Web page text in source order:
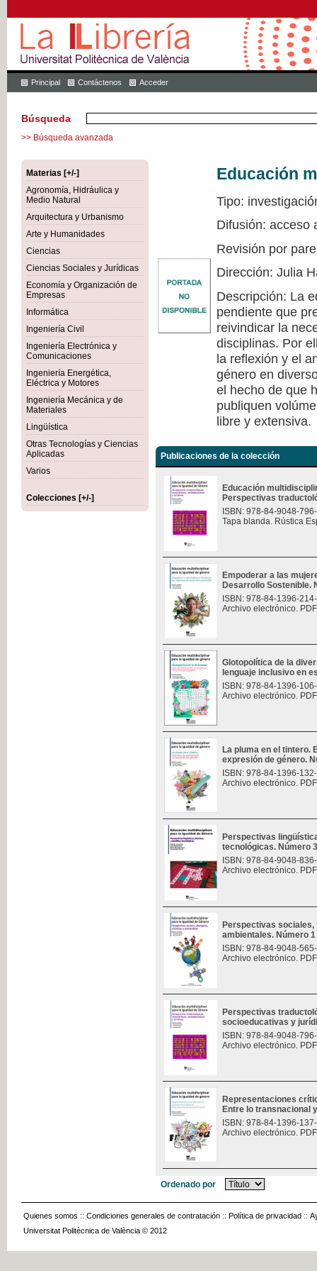
Principal Contáctenos Acceder
Búsqueda
>> Búsqueda avanzada
Materias [+/-]
Agronomía, Hidráulica y
Medio Natural
Arquitectura y Urbanismo
Arte y Humanidades
Ciencias
Ciencias Sociales y Jurídicas
Economía y Organización de
Empresas
Informática
Ingeniería Civil
Ingeniería Electrónica y
Comunicaciones
Ingeniería Energética,
Eléctrica y Motores
Ingeniería Mecánica y de
Materiales
Lingüística
Otras Tecnologías y Ciencias
Aplicadas
Varios
Colecciones [+/-]
Educación
Tipo:
Difusión: acceso
Revisión por
Dirección: Julia
Descripción: La
pendiente que
reivindicar la
disciplinas. Por
la reflexión y el
género en
el hecho de que
publiquen
libre y extensiva.
Publicaciones de la colección
Educación
Perspectivas
ISBN: 978-84-9048-
Tapa blanda. Rústica
Empoderar a las
Desarrollo Sostenible.
ISBN: 978-84-1396-
Archivo electrónico.
Glotopolítica de la
lenguaje inclusivo en
ISBN: 978-84-1396-
Archivo electrónico.
La pluma en el tintero.
expresión de género.
ISBN: 978-84-1396-
Archivo electrónico.
Perspectivas
tecnológicas. Número 3
ISBN: 978-84-9048-
Archivo electrónico.
Perspectivas
ambientales. Número 1
ISBN: 978-84-9048-
Archivo electrónico.
Perspectivas
socioeducativas y
ISBN: 978-84-9048-
Archivo electrónico.
Representaciones
Entre lo transnacional
ISBN: 978-84-1396-
Archivo electrónico.
Ordenado por
Quienes somos :: Condiciones generales de contratación :: Política de privacidad ::
Universitat Politècnica de València © 2012